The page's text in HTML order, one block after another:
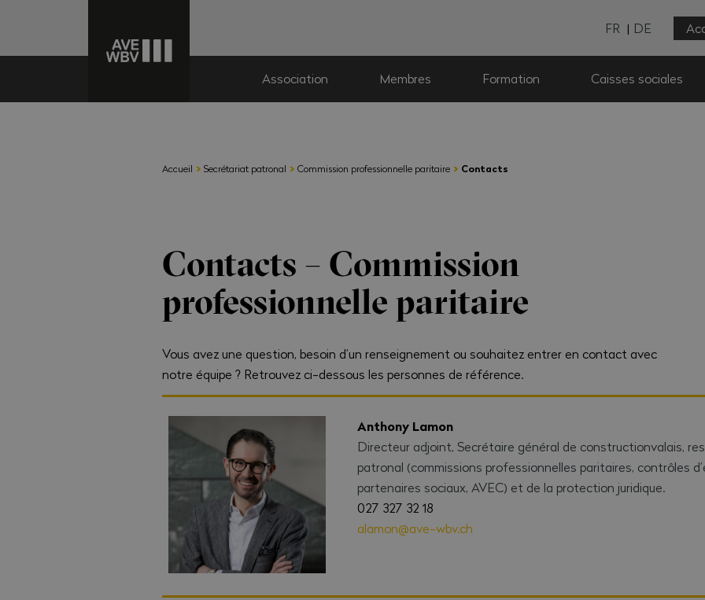
FR DE
Association Membres Formation Caisses sociales
Accueil › Secrétariat patronal › Commission professionnelle paritaire › Contacts
Contacts – Commission
professionnelle paritaire
Vous avez une question, besoin d’un renseignement ou souhaitez entrer en contact avec
notre équipe ? Retrouvez ci-dessous les personnes de référence.
Anthony Lamon
Directeur adjoint, Secrétaire général de constructionvalais,
patronal (commissions professionnelles paritaires, contrôles
partenaires sociaux, AVEC) et de la protection juridique.
alamon@ave-wbv.ch
027 327 32 18